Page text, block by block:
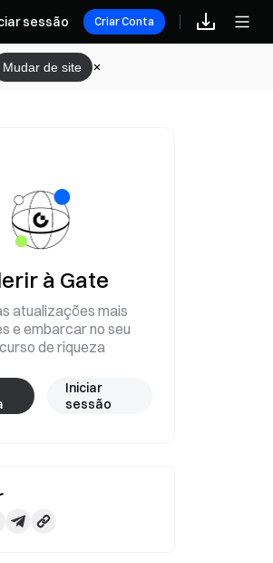
Recompensas
sessão Criar Conta
Mudar de site
são atingidas
à Gate
atualizações mais
e embarcar no seu
de riqueza
Iniciar
sessão